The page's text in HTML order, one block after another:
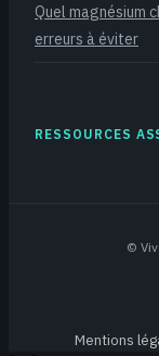
Quel magnésium
erreurs à éviter
RESSOURCES
©
Mentions